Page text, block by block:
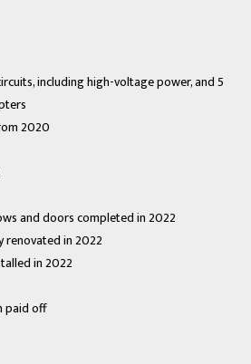
including high-voltage power, and 5
2020
and doors completed in 2022
renovated in 2022
in 2022
paid off